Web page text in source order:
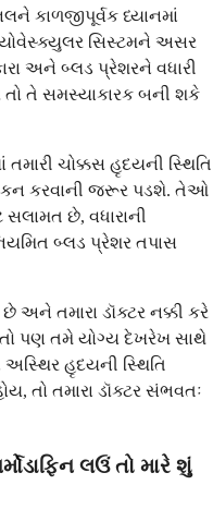
કાળજીપૂર્વક ધ્યાનમાં
સિસ્ટમને અસર
અને બ્લડ પ્રેશરને વધારી
તે સમસ્યાકારક બની શકે
તમારી ચોક્કસ હૃદયની સ્થિતિ
કરવાની જરૂર પડશે. તેઓ
સલામત છે, વધારાની
બ્લડ પ્રેશર તપાસ
અને તમારા ડૉક્ટર નક્કી કરે
પણ તમે યોગ્ય દેખરેખ સાથે
હૃદયની સ્થિતિ
તો તમારા ડૉક્ટર સંભવતઃ
લઉં તો મારે શું